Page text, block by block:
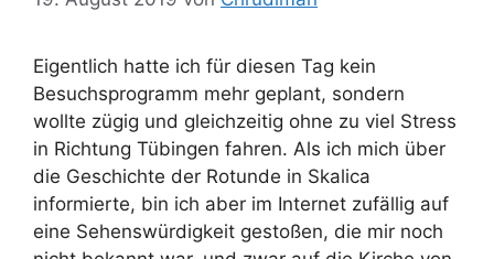
Eigentlich hatte ich für diesen Tag kein
Besuchsprogramm mehr geplant, sondern
wollte zügig und gleichzeitig ohne zu viel Stress
in Richtung Tübingen fahren. Als ich mich über
die Geschichte der Rotunde in Skalica
informierte, bin ich aber im Internet zufällig auf
eine Sehenswürdigkeit gestoßen, die mir noch